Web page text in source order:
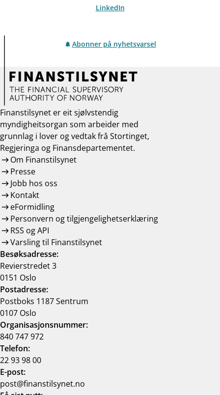
LinkedIn
Abonner på nyhetsvarsel
Finanstilsynet er eit sjølvstendig
myndigheitsorgan som arbeider med
grunnlag i lover og vedtak frå Stortinget,
Regjeringa og Finansdepartementet.
Om Finanstilsynet
Presse
Jobb hos oss
Kontakt
eFormidling
Personvern og tilgjengelighetserklæring
RSS og API
Varsling til Finanstilsynet
Besøksadresse:
Revierstredet 3
0151 Oslo
Postadresse:
Postboks 1187 Sentrum
0107 Oslo
Organisasjonsnummer:
840 747 972
Telefon:
22 93 98 00
E-post:
post@finanstilsynet.no